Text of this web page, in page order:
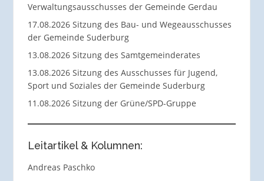
Verwaltungsausschusses der Gemeinde Gerdau
17.08.2026 Sitzung des Bau- und Wegeausschusses
der Gemeinde Suderburg
13.08.2026 Sitzung des Samtgemeinderates
13.08.2026 Sitzung des Ausschusses für Jugend,
Sport und Soziales der Gemeinde Suderburg
11.08.2026 Sitzung der Grüne/SPD-Gruppe
Leitartikel & Kolumnen:
Andreas Paschko